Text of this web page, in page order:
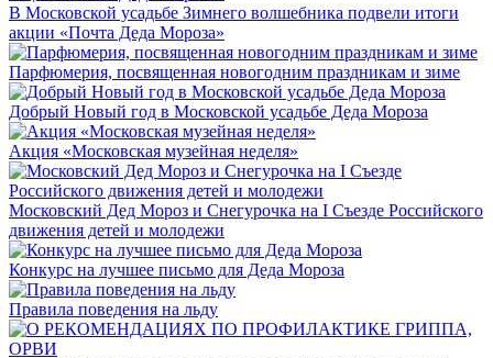
В Московской усадьбе Зимнего волшебника подвели итоги
акции «Почта Деда Мороза»
Парфюмерия, посвященная новогодним праздникам и зиме
Добрый Новый год в Московской усадьбе Деда Мороза
Акция «Московская музейная неделя»
Московский Дед Мороз и Снегурочка на I Съезде Российского
движения детей и молодежи
Конкурс на лучшее письмо для Деда Мороза
Правила поведения на льду